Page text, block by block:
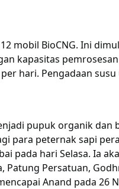
mobil BioCNG. Ini
kapasitas
hari. Pengadaan
pupuk organik dan
para peternak sapi
pada hari Selasa. Ia
Patung Persatuan,
Anand pada 26